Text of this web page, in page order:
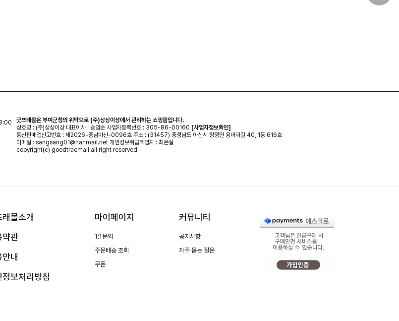
굿뜨래몰은 부여군청의 위탁으로 (주)상상이상에서 관리하는 쇼핑몰입니다.
상호명 : (주)상상이상 대표이사 : 송임순 사업자등록번호 : 305-86-00160 [사업자정보확인]
통신판매업신고번호 : 제2026-충남아산-0096호 주소 : (31457) 충청남도 아산시 탕정면 용머리길 40, 1동 616호
이메일 : sangsang01@hanmail.net 개인정보취급책임자 : 최은실
copyright(c) goodtraemall all right reserved
래몰소개
약관
안내
정보처리방침
마이페이지
1:1문의
주문배송 조회
쿠폰
커뮤니티
공지사항
자주 묻는 질문